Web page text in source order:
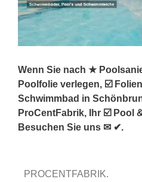
Wenn Sie nach ★
Poolfolie verlegen, ☑️
Schwimmbad in
ProCentFabrik, Ihr ☑️ Pool
Besuchen Sie uns ✉ ✔.
PROCENTFABRIK.